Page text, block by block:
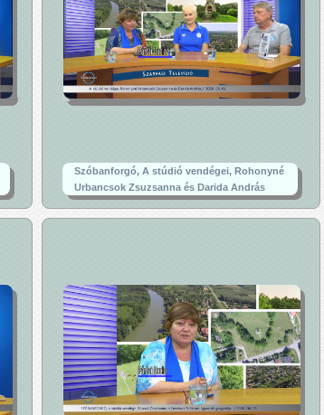
Szóbanforgó, A stúdió vendégei, Rohonyné
Urbancsok Zsuzsanna és Darida András